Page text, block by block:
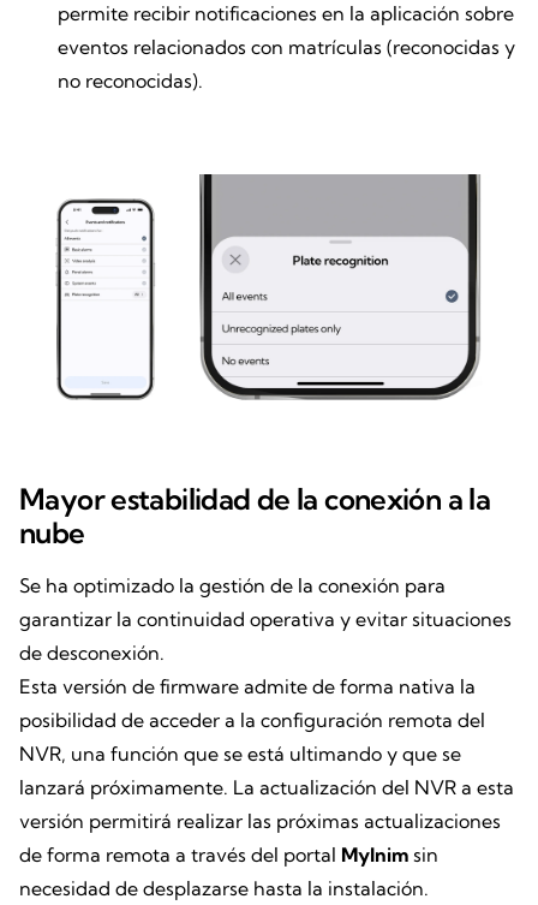
permite recibir notificaciones en la aplicación sobre
eventos relacionados con matrículas (reconocidas y
no reconocidas).
Mayor estabilidad de la conexión a la
nube
Se ha optimizado la gestión de la conexión para
garantizar la continuidad operativa y evitar situaciones
de desconexión.
Esta versión de firmware admite de forma nativa la
posibilidad de acceder a la configuración remota del
NVR, una función que se está ultimando y que se
lanzará próximamente. La actualización del NVR a esta
versión permitirá realizar las próximas actualizaciones
de forma remota a través del portal MyInim sin
necesidad de desplazarse hasta la instalación.